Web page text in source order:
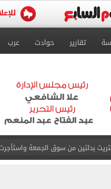
تقارير حوادث عرب
مواجهة الأهلي على كأس خوان جامبر